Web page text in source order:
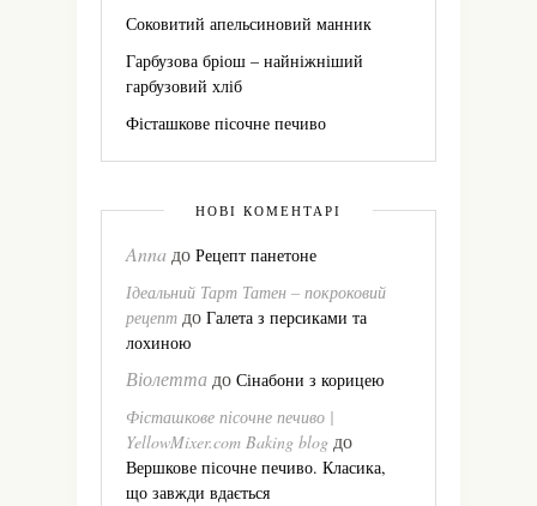
Соковитий апельсиновий манник
Гарбузова бріош – найніжніший
гарбузовий хліб
Фісташкове пісочне печиво
НОВІ КОМЕНТАРІ
Anna до Рецепт панетоне
Ідеальний Тарт Татен – покроковий
рецепт до Галета з персиками та
лохиною
Віолетта до Сінабони з корицею
Фісташкове пісочне печиво |
YellowMixer.com Baking blog до
Вершкове пісочне печиво. Класика,
що завжди вдається